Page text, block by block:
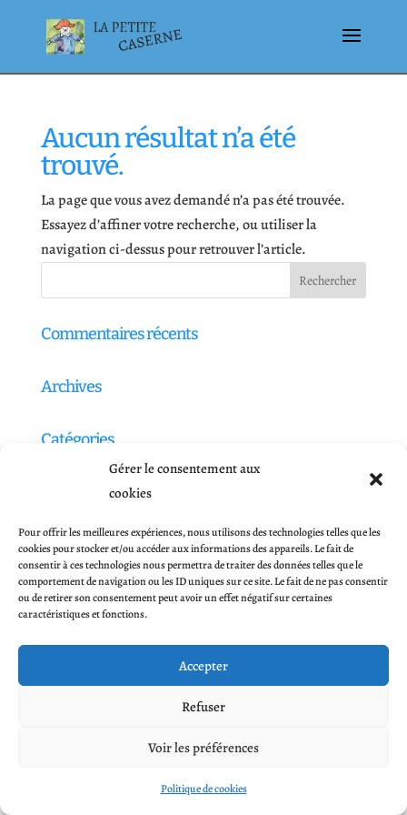
Gérer le consentement aux
cookies
Pour offrir les meilleures expériences, nous utilisons des technologies telles que les
cookies pour stocker et/ou accéder aux informations des appareils. Le fait de
consentir à ces technologies nous permettra de traiter des données telles que le
comportement de navigation ou les ID uniques sur ce site. Le fait de ne pas consentir
ou de retirer son consentement peut avoir un effet négatif sur certaines
caractéristiques et fonctions.
Accepter
Refuser
Voir les préférences
Politique de cookies
Aucun résultat n’a été
trouvé.
La page que vous avez demandé n’a pas été trouvée.
Essayez d’affiner votre recherche, ou utiliser la
navigation ci-dessus pour retrouver l’article.
Commentaires récents
Archives
Catégories
Aucune catégorie
Connexion
Flux des publications
Flux des commentaires
Site de WordPress-FR
Romain Olivier| © La Petite Caserne